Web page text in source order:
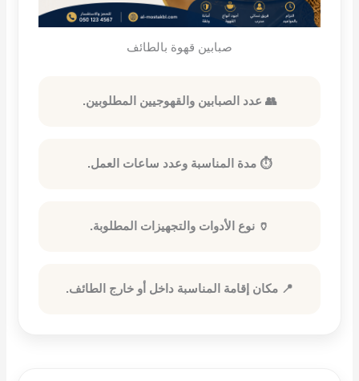
صبابين قهوة بالطائف
👥 عدد الصبابين والقهوجيين المطلوبين.
⏱️ مدة المناسبة وعدد ساعات العمل.
🏺 نوع الأدوات والتجهيزات المطلوبة.
📍 مكان إقامة المناسبة داخل أو خارج الطائف.